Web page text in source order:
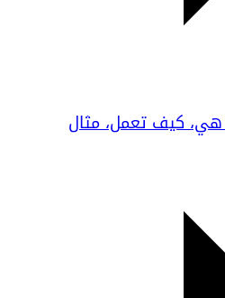
هي، كيف تعمل، مثال